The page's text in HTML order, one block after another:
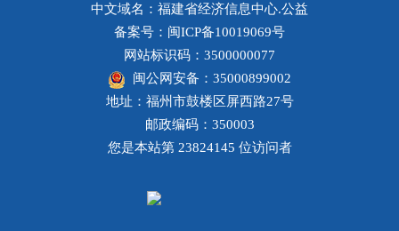
中文域名：福建省经济信息中心.公益
备案号：闽ICP备10019069号
网站标识码：3500000077
闽公网安备：35000899002
地址：福州市鼓楼区屏西路27号
邮政编码：350003
您是本站第 23824145 位访问者